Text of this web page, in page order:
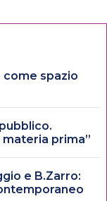
come spazio
prima”
e B.Zarro: